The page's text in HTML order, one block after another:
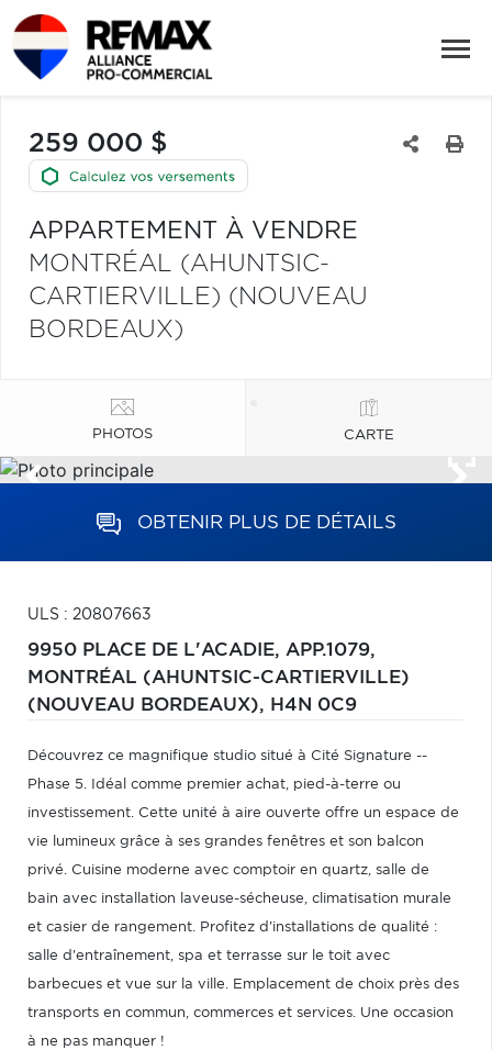
259 000 $
APPARTEMENT À VENDRE
MONTRÉAL (AHUNTSIC-
CARTIERVILLE) (NOUVEAU
BORDEAUX)
PHOTOS CARTE
OBTENIR PLUS DE DÉTAILS
ULS : 20807663
9950 PLACE DE L'ACADIE, APP.1079,
MONTRÉAL (AHUNTSIC-CARTIERVILLE)
(NOUVEAU BORDEAUX), H4N 0C9
Découvrez ce magnifique studio situé à Cité Signature --
Phase 5. Idéal comme premier achat, pied-à-terre ou
investissement. Cette unité à aire ouverte offre un espace de
vie lumineux grâce à ses grandes fenêtres et son balcon
privé. Cuisine moderne avec comptoir en quartz, salle de
bain avec installation laveuse-sécheuse, climatisation murale
et casier de rangement. Profitez d'installations de qualité :
salle d'entraînement, spa et terrasse sur le toit avec
barbecues et vue sur la ville. Emplacement de choix près des
transports en commun, commerces et services. Une occasion
à ne pas manquer !